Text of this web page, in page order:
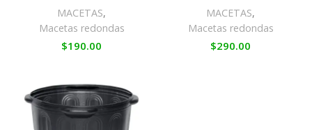
MACETAS,
Macetas redondas
$190.00
MACETAS,
Macetas redondas
$290.00